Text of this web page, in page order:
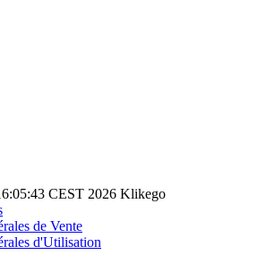
CEST 2026 Klikego
de Vente
d'Utilisation